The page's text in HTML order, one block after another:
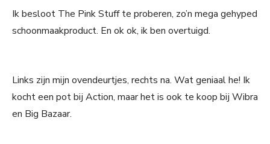
Ik besloot The Pink Stuff te proberen, zo’n mega gehyped
schoonmaakproduct. En ok ok, ik ben overtuigd.
Links zijn mijn ovendeurtjes, rechts na. Wat geniaal he! Ik
kocht een pot bij Action, maar het is ook te koop bij Wibra
en Big Bazaar.